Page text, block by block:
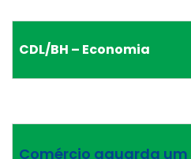
CDL/BH – Economia
Comércio aguarda um